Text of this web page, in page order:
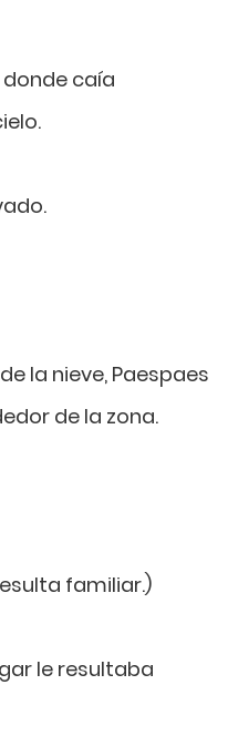
donde caía
la nieve, Paespaes
de la zona.
familiar.)
le resultaba